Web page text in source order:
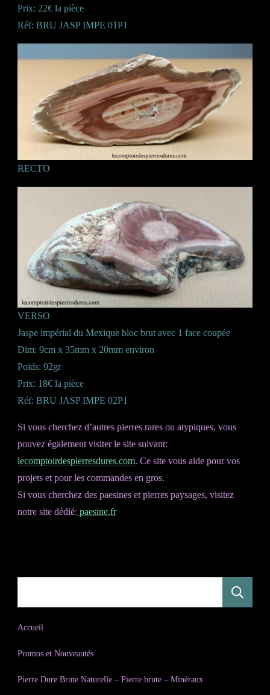
Prix: 22€ la pièce
Réf: BRU JASP IMPE 01P1
RECTO
VERSO
Jaspe impérial du Mexique bloc brut avec 1 face coupée
Dim: 9cm x 35mm x 20mm environ
Poids: 92gr
Prix: 18€ la pièce
Réf: BRU JASP IMPE 02P1
Si vous cherchez d’autres pierres rares ou atypiques, vous
pouvez également visiter le site suivant:
lecomptoirdespierresdures.com. Ce site vous aide pour vos
projets et pour les commandes en gros.
Si vous cherchez des paesines et pierres paysages, visitez
notre site dédié: paesine.fr
Accueil
Promos et Nouveautés
Pierre Dure Brute Naturelle – Pierre brute – Minéraux